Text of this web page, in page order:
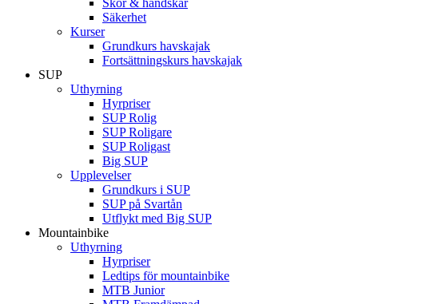
Skor & handskar
Säkerhet
Kurser
Grundkurs havskajak
Fortsättningskurs havskajak
SUP
Uthyrning
Hyrpriser
SUP Rolig
SUP Roligare
SUP Roligast
Big SUP
Upplevelser
Grundkurs i SUP
SUP på Svartån
Utflykt med Big SUP
Mountainbike
Uthyrning
Hyrpriser
Ledtips för mountainbike
MTB Junior